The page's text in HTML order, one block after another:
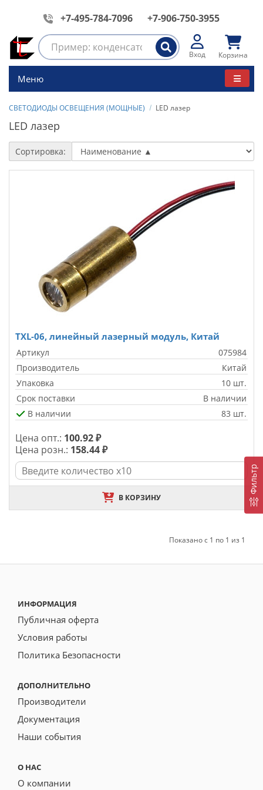
+7-495-784-7096 +7-906-750-3955
Вход Корзина
Меню
СВЕТОДИОДЫ ОСВЕЩЕНИЯ (МОЩНЫЕ) LED лазер
LED лазер
Фильтр
Сортировка:
TXL-06, линейный лазерный модуль, Китай
Артикул
075984
Производитель
Китай
Упаковка
10 шт.
Срок поставки
В наличии
В наличии
83 шт.
Цена опт.: 100.92 ₽
Цена розн.: 158.44 ₽
В КОРЗИНУ
Показано с 1 по 1 из 1
ИНФОРМАЦИЯ
Публичная оферта
Условия работы
Политика Безопасности
ДОПОЛНИТЕЛЬНО
Производители
Документация
Наши события
О НАС
О компании